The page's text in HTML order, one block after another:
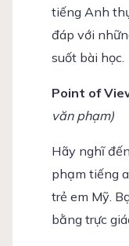
tiếng Anh
đáp với
suốt bài học.
Point of
văn phạm)
Hãy nghĩ
phạm tiếng
trẻ em Mỹ.
bằng trực